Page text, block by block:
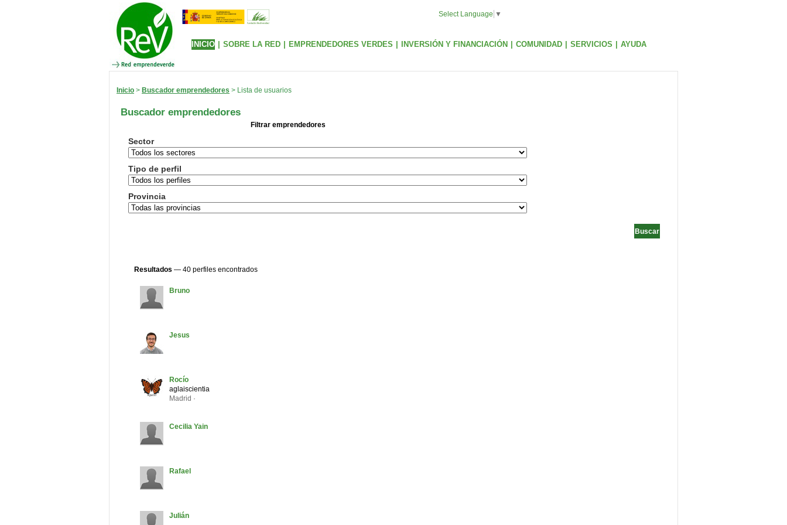
Select Language ▼
INICIO SOBRE LA RED EMPRENDEDORES VERDES INVERSIÓN Y FINANCIACIÓN COMUNIDAD SERVICIOS AYUDA
Inicio > Buscador emprendedores > Lista de usuarios
Buscador emprendedores
Filtrar emprendedores
Sector
Tipo de perfil
Provincia
Resultados — 40 perfiles encontrados
Bruno
Jesus
Rocío
aglaiscientia
Madrid ·
Cecilia Yain
Rafael
Julián